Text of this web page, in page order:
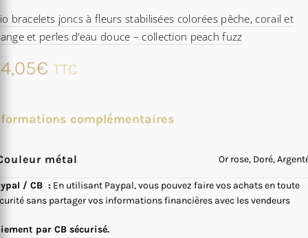
bracelets joncs à fleurs stabilisées colorées pêche, corail et
et perles d’eau douce – collection peach fuzz
€ TTC
complémentaires
métal Or rose, Doré,
/ CB : En utilisant Paypal, vous pouvez faire vos achats en toute
sans partager vos informations financières avec les vendeurs
par CB sécurisé.